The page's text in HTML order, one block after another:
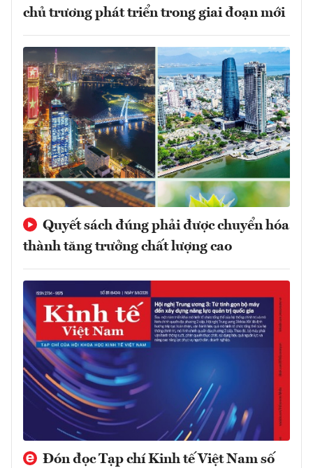
chủ trương phát triển trong giai đoạn mới
Quyết sách đúng phải được chuyển hóa
thành tăng trưởng chất lượng cao
Đón đọc Tạp chí Kinh tế Việt Nam số